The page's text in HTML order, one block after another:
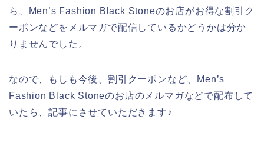
ら、Men’s Fashion Black Stoneのお店がお得な割引ク
ーポンなどをメルマガで配信しているかどうかは分か
りませんでした。
なので、もしも今後、割引クーポンなど、Men’s
Fashion Black Stoneのお店のメルマガなどで配布して
いたら、記事にさせていただきます♪